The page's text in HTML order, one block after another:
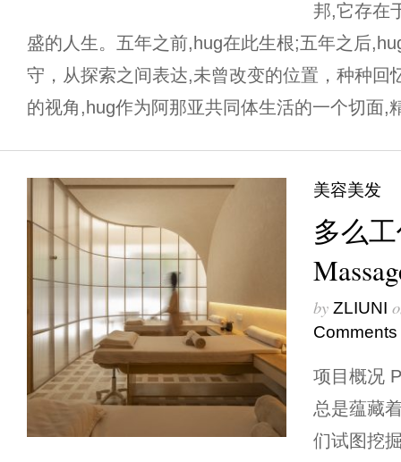
邦,它存在
盛的人生。五年之前,hug在此生根;五年之后
守，从探索之间表达,未曾改变的位置，种种回
的视角,hug作为阿那亚共同体生活的一个切面
美容美发
多么
by ZLIUNI
Comments
项目概况
总是蕴藏
们试图挖